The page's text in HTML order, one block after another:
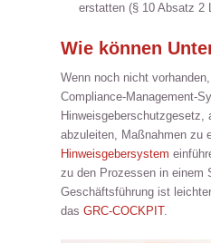
erstatten (§ 10 Absatz 2
Wie können
Wenn noch nicht
Compliance-Management-
abzuleiten, Maßnahmen zu
Hinweisgebersystem
zu den Prozessen in einem
Geschäftsführung ist
das GRC-COCKPIT.